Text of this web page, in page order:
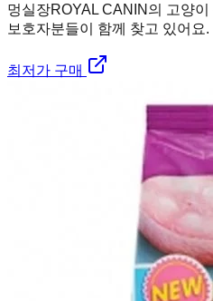
멍실장ROYAL CANIN의 고양
보호자분들이 함께 찾고 있어요.
최저가 구매